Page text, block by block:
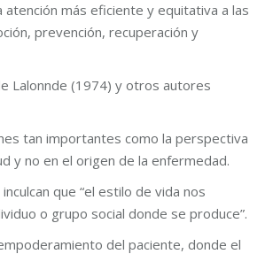
más eficiente y equitativa a las
prevención, recuperación y
Lalonnde (1974) y otros autores
tan importantes como la perspectiva
y no en el origen de la enfermedad.
que “el estilo de vida nos
o grupo social donde se produce”.
del paciente, donde el